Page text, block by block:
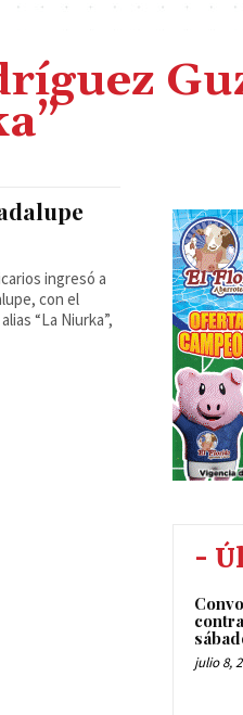
ingresó a
con el
“La Niurka”,
-
julio 8,